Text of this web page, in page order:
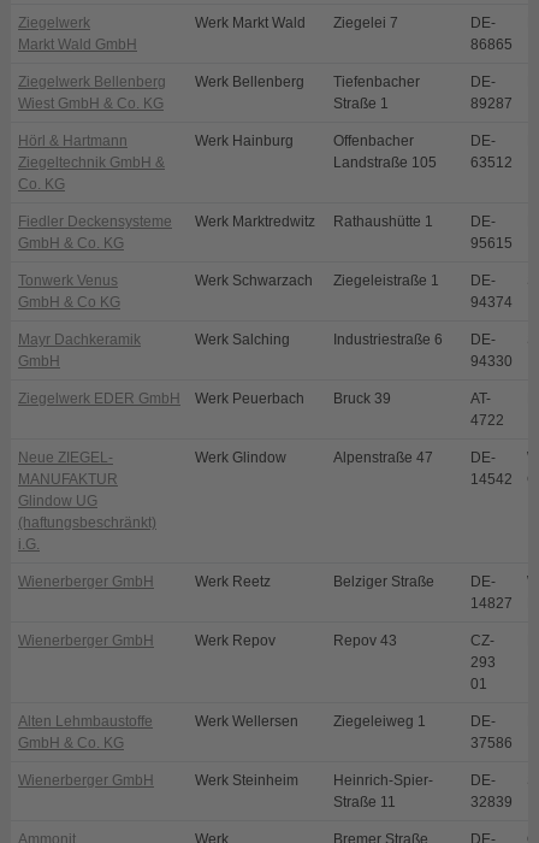
Ziegelwerk
Markt Wald GmbH
Werk Markt Wald Ziegelei 7
DE-
86865
Ziegelwerk Bellenberg
Wiest GmbH & Co. KG
Werk Bellenberg
Tiefenbacher
Straße 1
DE-
89287
Hörl & Hartmann
Ziegeltechnik GmbH &
Co. KG
Werk Hainburg
Offenbacher
Landstraße 105
DE-
63512
Fiedler Deckensysteme
GmbH & Co. KG
Werk Marktredwitz Rathaushütte 1
DE-
95615
Tonwerk Venus
GmbH & Co KG
Werk Schwarzach Ziegeleistraße 1
DE-
94374
Mayr Dachkeramik
GmbH
Werk Salching Industriestraße 6
DE-
94330
Ziegelwerk EDER GmbH Werk Peuerbach Bruck 39
AT-
4722
Neue ZIEGEL-
MANUFAKTUR
Glindow UG
(haftungsbeschränkt)
i.G.
Werk Glindow Alpenstraße 47
DE-
14542
Wienerberger GmbH Werk Reetz Belziger Straße
DE-
14827
Wienerberger GmbH Werk Repov Repov 43
CZ-
293
01
Alten Lehmbaustoffe
GmbH & Co. KG
Werk Wellersen Ziegeleiweg 1
DE-
37586
Wienerberger GmbH Werk Steinheim
Heinrich-Spier-
Straße 11
DE-
32839
Ammonit
Werk
Bremer Straße
DE-